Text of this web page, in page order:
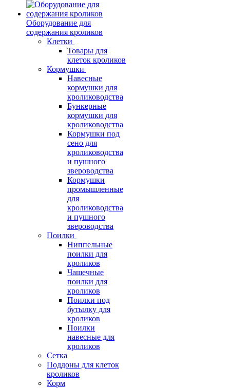
Оборудование для
содержания кроликов
Клетки
Товары для
клеток кроликов
Кормушки
Навесные
кормушки для
кролиководства
Бункерные
кормушки для
кролиководства
Кормушки под
сено для
кролиководства
и пушного
звероводства
Кормушки
промышленные
для
кролиководства
и пушного
звероводства
Поилки
Ниппельные
поилки для
кроликов
Чашечные
поилки для
кроликов
Поилки под
бутылку для
кроликов
Поилки
навесные для
кроликов
Сетка
Поддоны для клеток
кроликов
Корм